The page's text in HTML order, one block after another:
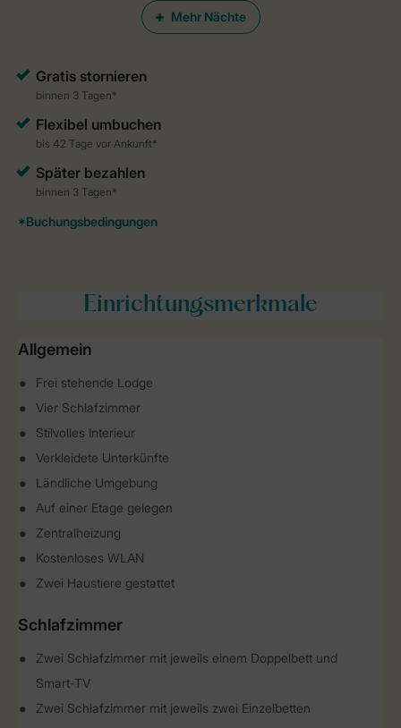
Mehr Nächte
Einrichtungsmerkmale
Allgemein
Frei stehende Lodge
Vier Schlafzimmer
Stilvolles Interieur
Verkleidete Unterkünfte
Ländliche Umgebung
Auf einer Etage gelegen
Zentralheizung
Kostenloses WLAN
Zwei Haustiere gestattet
Schlafzimmer
Zwei Schlafzimmer mit jeweils einem Doppelbett und
Smart-TV
Zwei Schlafzimmer mit jeweils zwei Einzelbetten